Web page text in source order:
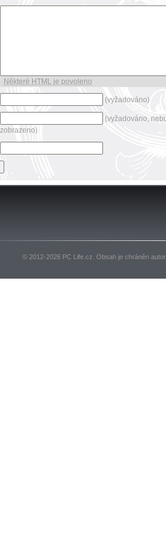
Některé HTML je povoleno
(vyžadováno)
(vyžadováno,
zobrazeno)
© 2012-2026 PC Life.cz. Obsah je chráněn